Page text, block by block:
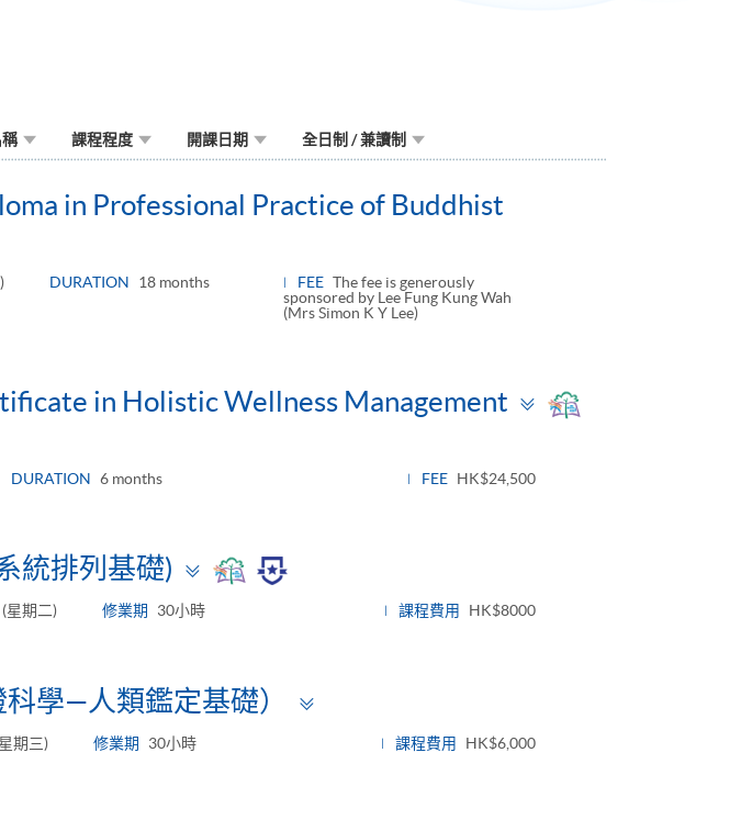
課程程度 開課日期 全日制 / 兼讀制
in Professional Practice of Buddhist
DURATION 18 months FEE The fee is generously
sponsored by Lee Fung Kung Wah
(Mrs Simon K Y Lee)
in Holistic Wellness Management
Toggle
DURATION 6 months FEE HK$24,500
統排列基礎)
Toggle
星期二) 修業期 30小時 課程費用 HK$8000
學—人類鑑定基礎）
panel
期三) 修業期 30小時 課程費用 HK$6,000